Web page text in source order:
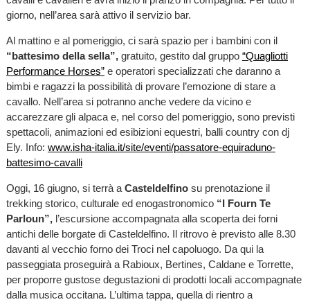
giorno, nell’area sarà attivo il servizio bar.
Al mattino e al pomeriggio, ci sarà spazio per i bambini con il
“battesimo della sella”,gratuito, gestito dal gruppo “Quagliotti
Performance Horses”e operatori specializzati che daranno a
bimbi e ragazzi la possibilità di provare l’emozione di stare a
cavallo. Nell’area si potranno anche vedere da vicino e
accarezzare gli alpaca e, nel corso del pomeriggio, sono previsti
spettacoli, animazioni ed esibizioni equestri, balli country con dj
Ely. Info: www.isha-italia.it/site/eventi/passatore-equiraduno-
battesimo-cavalli
Oggi, 16 giugno, si terrà a Casteldelfinosu prenotazione il
trekking storico, culturale ed enogastronomico “I Fourn Te
Parloun”,l’escursione accompagnata alla scoperta dei forni
antichi delle borgate di Casteldelfino. Il ritrovo è previsto alle 8.30
davanti al vecchio forno dei Troci nel capoluogo. Da qui la
passeggiata proseguirà a Rabioux, Bertines, Caldane e Torrette,
per proporre gustose degustazioni di prodotti locali accompagnate
dalla musica occitana. L’ultima tappa, quella di rientro a